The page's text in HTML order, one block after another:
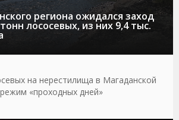
региона ожидался заход
лососевых, из них 9,4 тыс.
на нерестилища в Магаданской
«проходных дней»